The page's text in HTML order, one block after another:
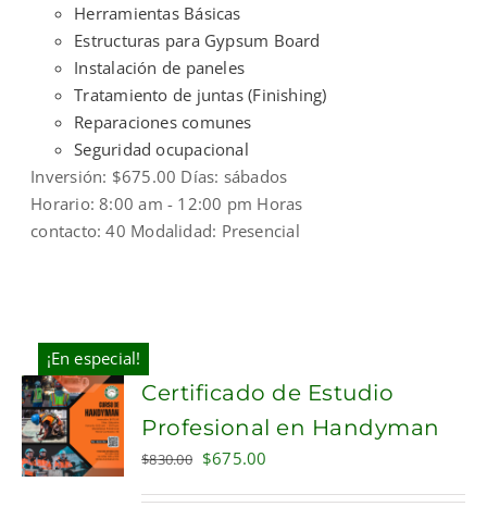
Herramientas Básicas
Estructuras para Gypsum Board
Instalación de paneles
Tratamiento de juntas (Finishing)
Reparaciones comunes
Seguridad ocupacional
Inversión: $675.00 Días: sábados
Horario: 8:00 am - 12:00 pm Horas
contacto: 40 Modalidad: Presencial
¡En especial!
ADD TO
Certificado de Estudio
Profesional en Handyman
$830.00 Original
$675.00